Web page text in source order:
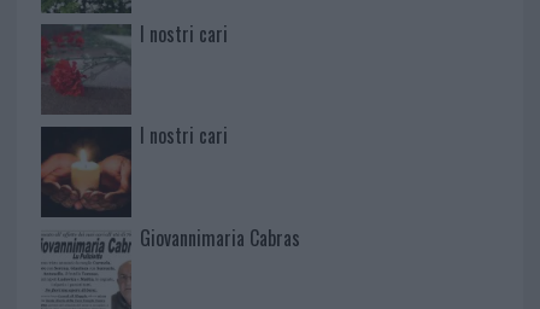
I nostri cari
I nostri cari
Giovannimaria Cabras